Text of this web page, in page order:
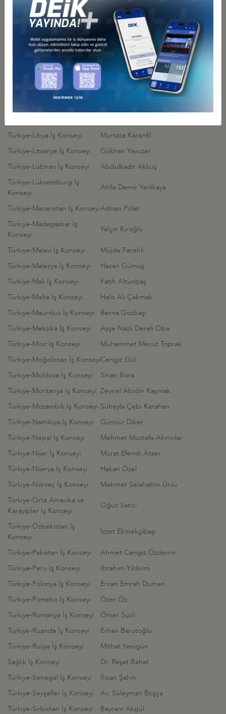
Türkiye-Kongo Demokratik
Cumhuriyeti İş Konseyi
Mehmet Hilmi Kağnıcı
Alı Kibar
Türkiye-Kosova İş Konseyi
Merve Özer Yılmaz
Türkiye-Kuveyt İş Konseyi
Ebru Özdemir
Türkiye-Kuzey Makedonya İş
Türkiye-Lıbya İş Konseyi
Murtaza Karanfil
Türkiye-Lıtvanya İş Konseyi
Gökhan Yavuzer
Türkiye-Lübnan İş Konseyi
Abdulkadir Akkuş
Türkiye-Lüksemburg İş
Konseyi
Atılla Demir Yerlikaya
Türkiye-Macaristan İş KonseyiAdnan Polat
Türkiye-Madagaskar İş
Konseyi
Yalçın Kıroğlu
Türkiye-Malavi İş Konseyi
Müjde Ferahlı
Türkiye-Malezya İş Konseyi
Hasan Gümüş
Türkiye-Mali İş Konseyi
Fatih Altunbaş
Türkiye-Malta İş Konseyi
Halis Ali Çakmak
Türkiye-Mauritius İş Konseyi
Berna Gözbaşı
Türkiye-Meksika İş Konseyi
Ayşe Nazlı Dereli Oba
Türkiye-Mısır İş Konseyi
Muhammet Mesut Toprak
Türkiye-Moğolistan İş KonseyiCengiz Gül
Türkiye-Moldova İş Konseyi
Sinan Bora
Türkiye-Moritanya İş Konseyi Zeynel Abidin Kaymak
Türkiye-Mozambik İş Konseyi Süheyla Çebi Karahan
Türkiye-Namibya İş Konseyi
Günnur Diker
Türkiye-Nepal İş Konseyi
Mehmet Mustafa Akıncılar
Türkiye-Nijer İş Konseyi
Murat Efendi Ataer
Türkiye-Nijerya İş Konseyi
Hakan Özel
Türkiye-Norveç İş Konseyi
Mehmet Selahattin Ünlü
Türkiye-Orta Amerika ve
Karayipler İş Konseyi
Oğuz Satıcı
Türkiye-Özbekistan İş
Konseyi
İzzet Ekmekçibaşı
Türkiye-Pakistan İş Konseyi
Ahmet Cengiz Özdemir
Türkiye-Peru İş Konseyi
İbrahim Yıldırım
Türkiye-Polonya İş Konseyi
Ercan Emrah Duman
Türkiye-Portekiz İş Konseyi
Özer Öz
Türkiye-Romanya İş Konseyi
Ömer Süsli
Türkiye-Ruanda İş Konseyi
Erhan Barutoğlu
Türkiye-Rusya İş Konseyi
Mithat Yenigün
Sağlık İş Konseyi
Dr. Reşat Bahat
Türkiye-Senegal İş Konseyi
İhsan Şahin
Türkiye-Seyşeller İş Konseyi
Av. Süleyman Boşça
Türkiye-Sırbistan İş Konseyi
Bayram Akgül